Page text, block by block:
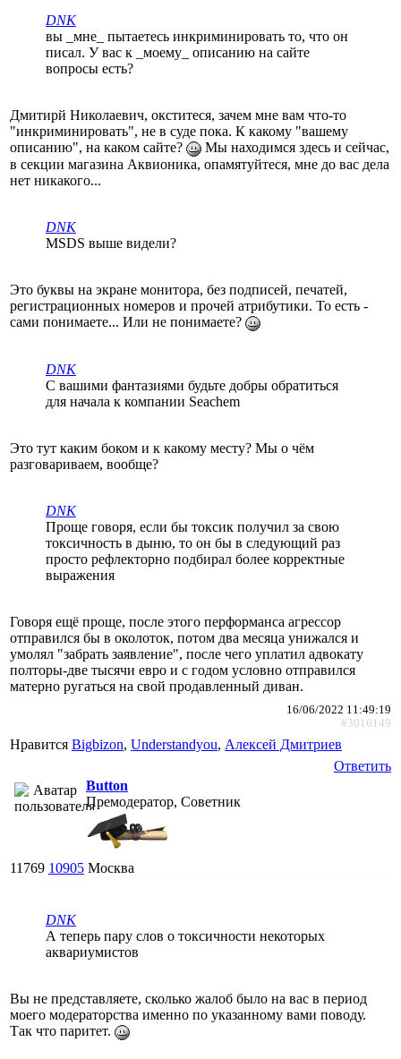
DNK
вы _мне_ пытаетесь инкриминировать то, что он
писал. У вас к _моему_ описанию на сайте
вопросы есть?
Дмитирй Николаевич, окститеся, зачем мне вам что-то
"инкриминировать", не в суде пока. К какому "вашему
описанию", на каком сайте?
Мы находимся здесь и сейчас,
в секции магазина Аквионика, опамятуйтеся, мне до вас дела
нет никакого...
DNK
MSDS выше видели?
Это буквы на экране монитора, без подписей, печатей,
регистрационных номеров и прочей атрибутики. То есть -
сами понимаете... Или не понимаете?
DNK
С вашими фантазиями будьте добры обратиться
для начала к компании Seachem
Это тут каким боком и к какому месту? Мы о чём
разговариваем, вообще?
DNK
Проще говоря, если бы токсик получил за свою
токсичность в дыню, то он бы в следующий раз
просто рефлекторно подбирал более корректные
выражения
Говоря ещё проще, после этого перформанса агрессор
отправился бы в околоток, потом два месяца унижался и
умолял "забрать заявление", после чего уплатил адвокату
полторы-две тысячи евро и с годом условно отправился
матерно ругаться на свой продавленный диван.
16/06/2022 11:49:19
#3016149
Нравится Bigbizon, Understandyou, Алексей Дмитриев
Ответить
Button
Премодератор, Советник
11769 10905 Москва
DNK
А теперь пару слов о токсичности некоторых
аквариумистов
Вы не представляете, сколько жалоб было на вас в период
моего модераторства именно по указанному вами поводу.
Так что паритет.